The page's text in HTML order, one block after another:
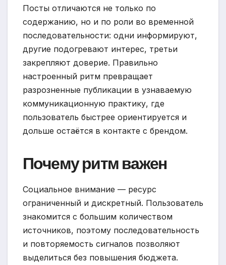
Посты отличаются не только по
содержанию, но и по роли во временной
последовательности: одни информируют,
другие подогревают интерес, третьи
закрепляют доверие. Правильно
настроенный ритм превращает
разрозненные публикации в узнаваемую
коммуникационную практику, где
пользователь быстрее ориентируется и
дольше остаётся в контакте с брендом.
Почему ритм важен
Социальное внимание — ресурс
ограниченный и дискретный. Пользователь
знакомится с большим количеством
источников, поэтому последовательность
и повторяемость сигналов позволяют
выделиться без повышения бюджета.